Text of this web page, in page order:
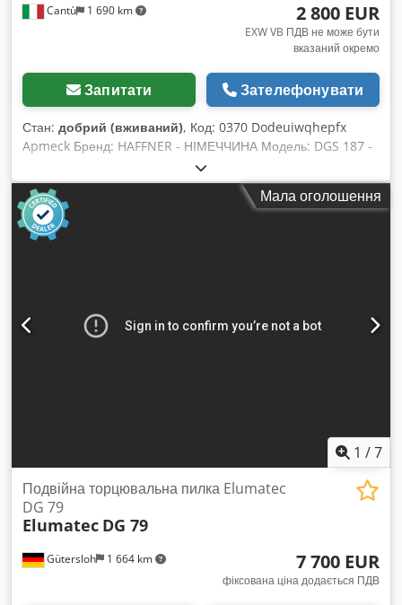
Cantù 1 690 km 2 800 EUR
EXW VB ПДВ не може бути
вказаний окремо
Запитати Зателефонувати
Стан: добрий (вживаний), Код: 0370 Dodeuiwqhepfx
Apmeck Бренд: HAFFNER - НІМЕЧЧИНА Модель: DGS 187 -
відповідає стандарту CE Двостороння торцювальна пила з
нахиленими пильними дисками для різання дерева,
алюмінію, ПВХ та інших матеріалів – стандарт CE. Технічні
характеристики: Діаметр дисків: 500 мм, отвір – 30 мм
Кількість моторів: 2 × 2,2 кВт, 2800 об/хв Максимальна
Пневматичний притиск заготовки Панель керування з
подвійними кнопками Програматор електронного
Мала оголошення
1 /7
Gütersloh 1 664 km
Подвійна торцювальна пилка Elumatec
DG 79
Elumatec DG 79
7 700 EUR
фіксована ціна додається ПДВ